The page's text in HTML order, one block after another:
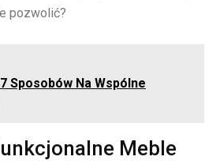
pozwolić?
Sposobów Na Wspólne
Meble⁣